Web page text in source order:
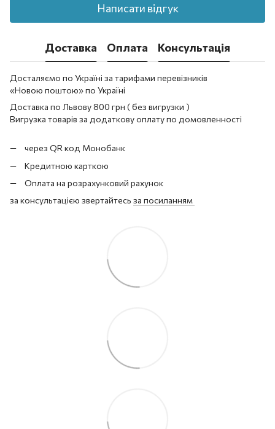
Написати відгук
Доставка Оплата Консультація
Досталяємо по Україні за тарифами перевізників
«Новою поштою» по Україні
Доставка по Львову 800 грн ( без вигрузки )
Вигрузка товарів за додаткову оплату по домовленності
через QR код Монобанк
Кредитною карткою
Оплата на розрахунковий рахунок
за консультацією звертайтесь за посиланням